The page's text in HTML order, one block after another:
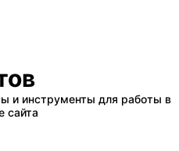
и инструменты для работы в
сайта